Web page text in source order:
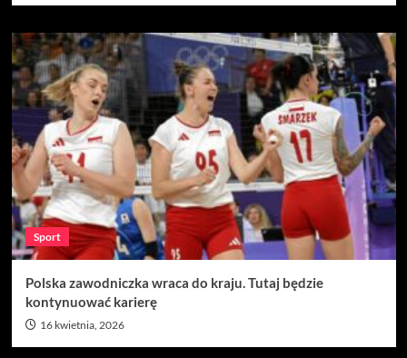
Sport
Polska zawodniczka wraca do kraju. Tutaj będzie
kontynuować karierę
16 kwietnia, 2026